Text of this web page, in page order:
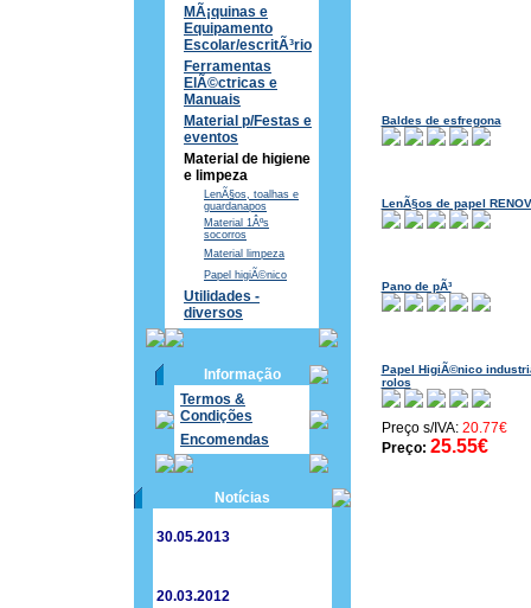
MÃ¡quinas e
Equipamento
Escolar/escritÃ³rio
Ferramentas
ElÃ©ctricas e
Manuais
Material p/Festas e
eventos
Material de higiene
e limpeza
LenÃ§os, toalhas e
guardanapos
Material 1Âºs
socorros
Material limpeza
Papel higiÃ©nico
Utilidades -
diversos
Informação
Termos &
Condições
Encomendas
Notícias
30.05.2013
20.03.2012
Baldes de esfregona
LenÃ§os de papel
Pano de pÃ³
Papel HigiÃ©nico
rolos
Preço s/IVA: 20.77€
Preço: 25.55€